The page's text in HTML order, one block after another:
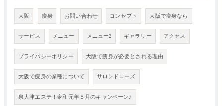
大阪 痩身 お問い合わせ コンセプト 大阪で痩身なら
サービス メニュー メニュー2 ギャラリー アクセス
プライバシーポリシー 大阪で痩身が必要とされる理由
大阪で痩身の業種について サロンドローズ
泉大津エステ！令和元年５月のキャンペーン♪